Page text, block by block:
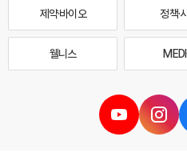
제약·바이오 정책·
웰니스